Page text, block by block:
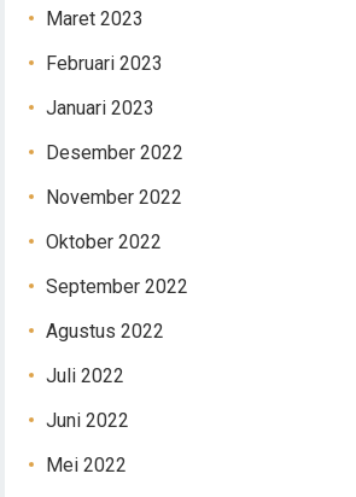
Maret 2023
Februari 2023
Januari 2023
Desember 2022
November 2022
Oktober 2022
September 2022
Agustus 2022
Juli 2022
Juni 2022
Mei 2022